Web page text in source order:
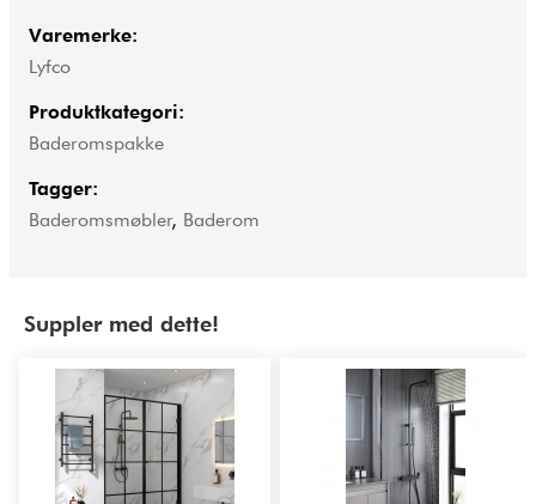
Varemerke:
Lyfco
Produktkategori:
Baderomspakke
Tagger:
Baderomsmøbler, Baderom
Suppler med dette!